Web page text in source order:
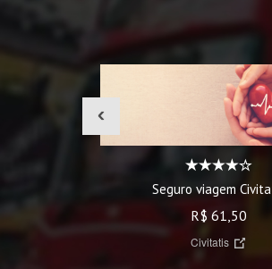
Seguro viagem
R$ 61,50
Civitatis
‹